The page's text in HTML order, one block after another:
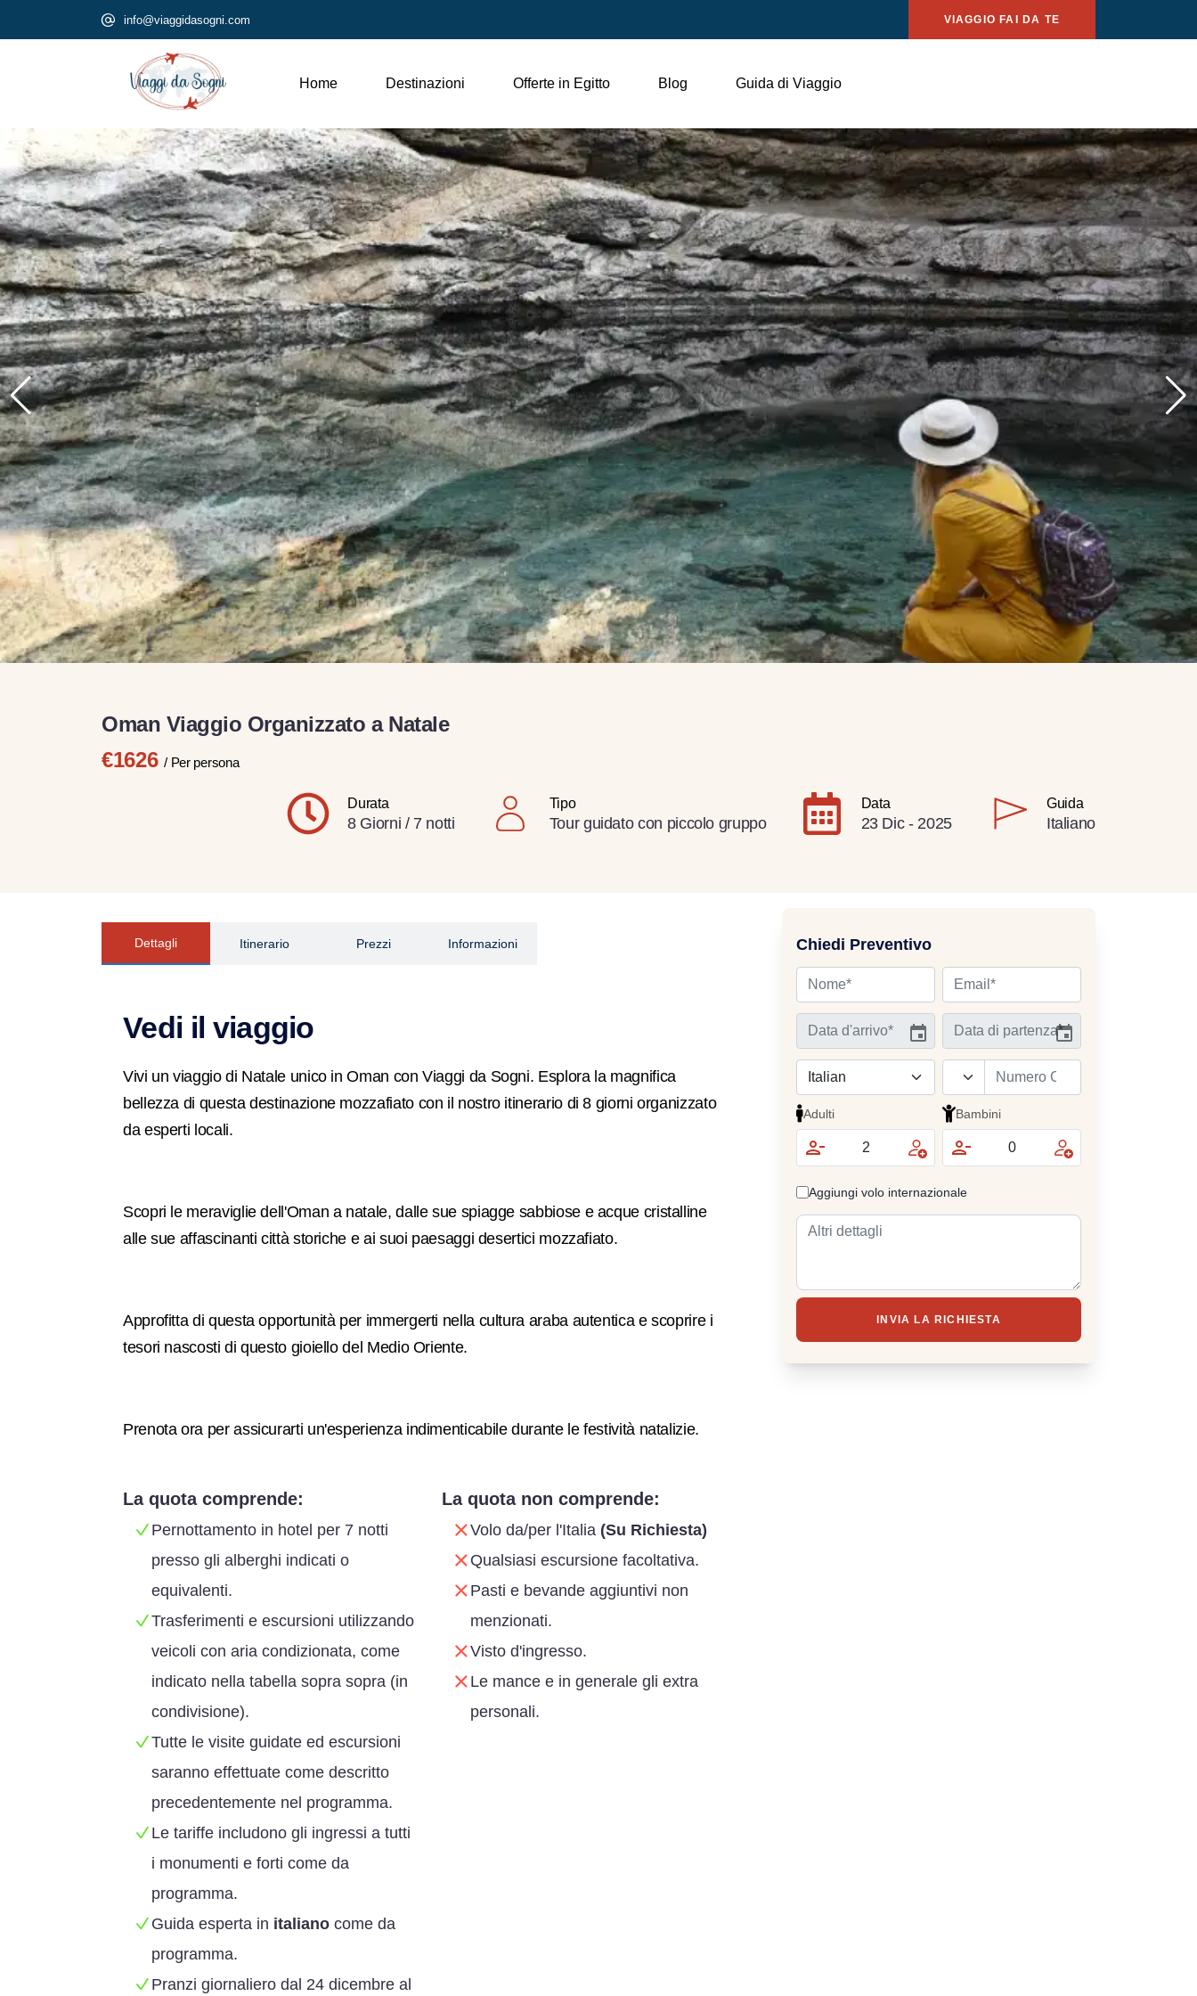
info@viaggidasogni.com VIAGGIO FAI DA TE
Home Destinazioni Offerte in Egitto Blog Guida di Viaggio
Oman Viaggio Organizzato a Natale
€1626/ Per persona
Durata
8 Giorni / 7 notti
Tipo
Tour guidato con piccolo gruppo
Data
23 Dic - 2025
Guida
Italiano
Dettagli Itinerario Prezzi Informazioni
Vedi il viaggio
Vivi un viaggio di Natale unico in Oman con Viaggi da Sogni. Esplora la magnifica
bellezza di questa destinazione mozzafiato con il nostro itinerario di 8 giorni organizzato
da esperti locali.
Scopri le meraviglie dell'Oman a natale, dalle sue spiagge sabbiose e acque cristalline
alle sue affascinanti città storiche e ai suoi paesaggi desertici mozzafiato.
Approfitta di questa opportunità per immergerti nella cultura araba autentica e scoprire i
tesori nascosti di questo gioiello del Medio Oriente.
Prenota ora per assicurarti un'esperienza indimenticabile durante le festività natalizie.
La quota comprende:
Pernottamento in hotel per 7 notti
presso gli alberghi indicati o
equivalenti.
Trasferimenti e escursioni utilizzando
veicoli con aria condizionata, come
indicato nella tabella sopra sopra (in
condivisione).
Tutte le visite guidate ed escursioni
saranno effettuate come descritto
precedentemente nel programma.
Le tariffe includono gli ingressi a tutti
i monumenti e forti come da
programma.
Guida esperta in italiano come da
programma.
Pranzi giornaliero dal 24 dicembre al
La quota non comprende:
Volo da/per l'Italia (Su Richiesta)
Qualsiasi escursione facoltativa.
Pasti e bevande aggiuntivi non
menzionati.
Visto d'ingresso.
Le mance e in generale gli extra
personali.
Chiedi Preventivo
Adulti Bambini
Aggiungi volo internazionale
INVIA LA RICHIESTA